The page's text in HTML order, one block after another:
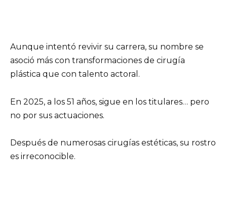
Aunque intentó revivir su carrera, su nombre se
asoció más con transformaciones de cirugía
plástica que con talento actoral.
En 2025, a los 51 años, sigue en los titulares… pero
no por sus actuaciones.
Después de numerosas cirugías estéticas, su rostro
es irreconocible.